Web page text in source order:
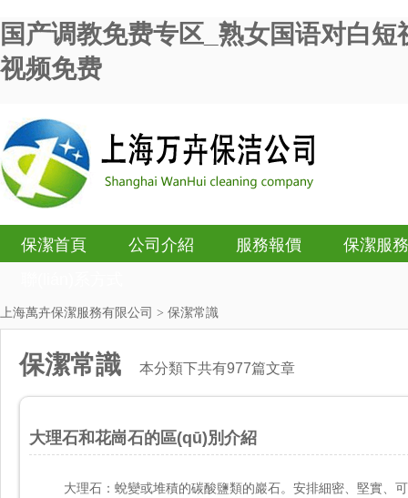
国产调教免费专区_熟女国语对白
视频免费
保潔首頁 公司介紹 服務報價
保潔服務
上海萬卉保潔服務有限公司 > 保潔常識
保潔常識 本分類下共有977篇文章
大理石和花崗石的區(qū)別介紹
大理石：蛻變或堆積的碳酸鹽類的巖石。安排細密、堅實、可